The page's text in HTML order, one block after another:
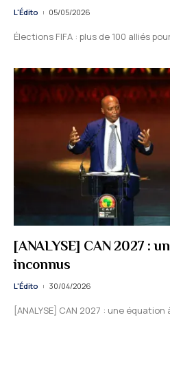
L'Édito 05/05/2026
Élections FIFA : plus de 100 alliés
[ANALYSE] CAN 2027 :
inconnus
L'Édito 30/04/2026
[ANALYSE] CAN 2027 : une